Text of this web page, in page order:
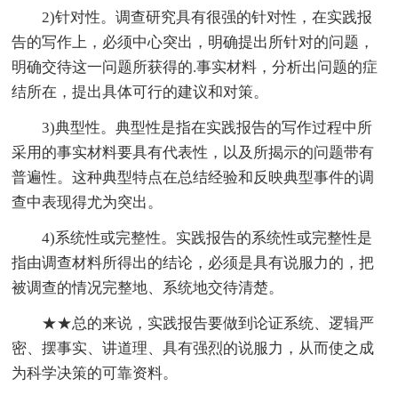
2)针对性。调查研究具有很强的针对性，在实践报
告的写作上，必须中心突出，明确提出所针对的问题，
明确交待这一问题所获得的.事实材料，分析出问题的症
结所在，提出具体可行的建议和对策。
3)典型性。典型性是指在实践报告的写作过程中所
采用的事实材料要具有代表性，以及所揭示的问题带有
普遍性。这种典型特点在总结经验和反映典型事件的调
查中表现得尤为突出。
4)系统性或完整性。实践报告的系统性或完整性是
指由调查材料所得出的结论，必须是具有说服力的，把
被调查的情况完整地、系统地交待清楚。
★★总的来说，实践报告要做到论证系统、逻辑严
密、摆事实、讲道理、具有强烈的说服力，从而使之成
为科学决策的可靠资料。